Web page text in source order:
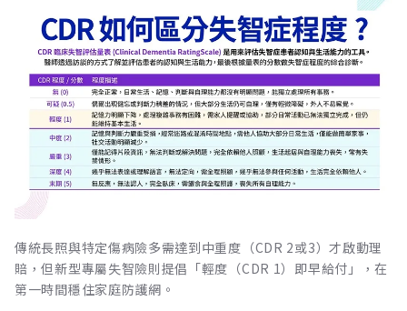
傳統長照與特定傷病險多需達到中重度（CDR 2或3）才啟動理
賠，但新型專屬失智險則提倡「輕度（CDR 1）即早給付」，在
第一時間穩住家庭防護網。